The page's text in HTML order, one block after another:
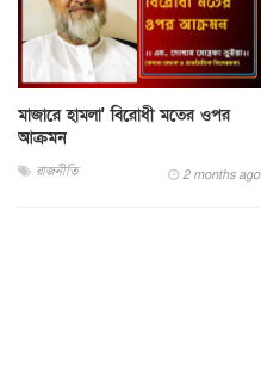
মাজারে হামলা' বিরোধী মতের ওপর
আক্রমন
রাজনীতি 2 months ago